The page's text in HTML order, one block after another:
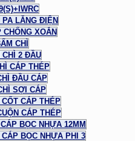
PA LĂNG ĐIỆN
CHỐNG XOẮN
CHÌ
CHÌ 2 ĐẦU
CÁP THÉP
ĐẦU CÁP
SỢI CÁP
CÁP THÉP
CÁP THÉP
BỌC NHỰA 12MM
BỌC NHỰA PHI 3